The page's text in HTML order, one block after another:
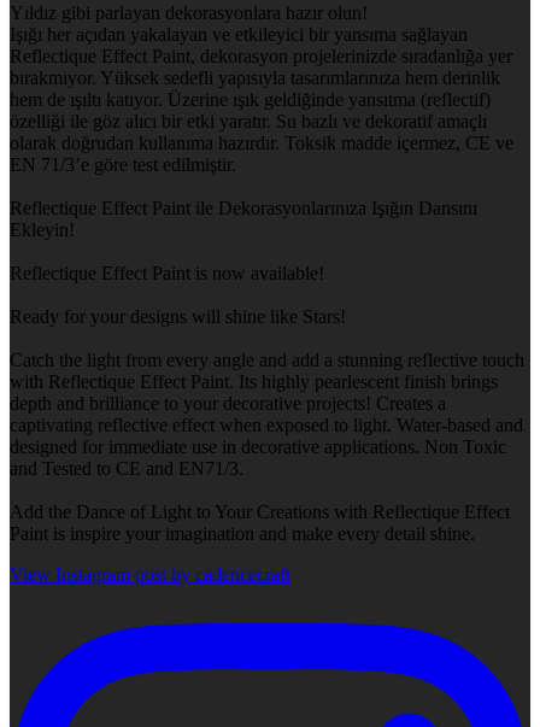
Yıldız gibi parlayan dekorasyonlara hazır olun!
Işığı her açıdan yakalayan ve etkileyici bir yansıma sağlayan
Reflectique Effect Paint, dekorasyon projelerinizde sıradanlığa yer
bırakmıyor. Yüksek sedefli yapısıyla tasarımlarınıza hem derinlik
hem de ışıltı katıyor. Üzerine ışık geldiğinde yansıtma (reflectif)
özelliği ile göz alıcı bir etki yaratır. Su bazlı ve dekoratif amaçlı
olarak doğrudan kullanıma hazırdır. Toksik madde içermez, CE ve
EN 71/3’e göre test edilmiştir.
Reflectique Effect Paint ile Dekorasyonlarınıza Işığın Dansını
Ekleyin!
Reflectique Effect Paint is now available!
Ready for your designs will shine like Stars!
Catch the light from every angle and add a stunning reflective touch
with Reflectique Effect Paint. Its highly pearlescent finish brings
depth and brilliance to your decorative projects! Creates a
captivating reflective effect when exposed to light. Water-based and
designed for immediate use in decorative applications. Non Toxic
and Tested to CE and EN71/3.
Add the Dance of Light to Your Creations with Reflectique Effect
Paint is inspire your imagination and make every detail shine.
View Instagram post by cadencecraft